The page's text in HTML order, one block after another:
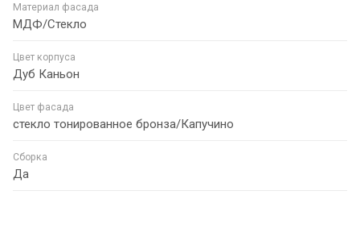
Материал фасада
МДФ/Стекло
Цвет корпуса
Дуб Каньон
Цвет фасада
стекло тонированное бронза/Капучино
Сборка
Да